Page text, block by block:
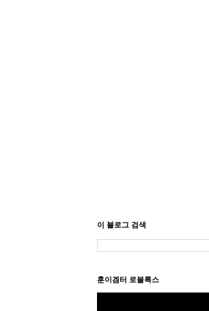
이 블로그 검색
훈이겜터 로블록스